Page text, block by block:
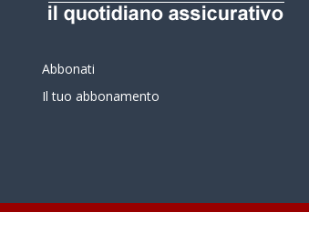
Abbonati
Il tuo abbonamento